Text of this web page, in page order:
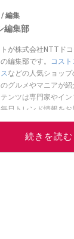
/ 編集
編集部
が株式会社NTTド
編集部です。
コスト
などの人気ショッ
グルメやマニアが
ンツは専門家やイ
日トレンド情報を
ください！
このイチ
続きを読む